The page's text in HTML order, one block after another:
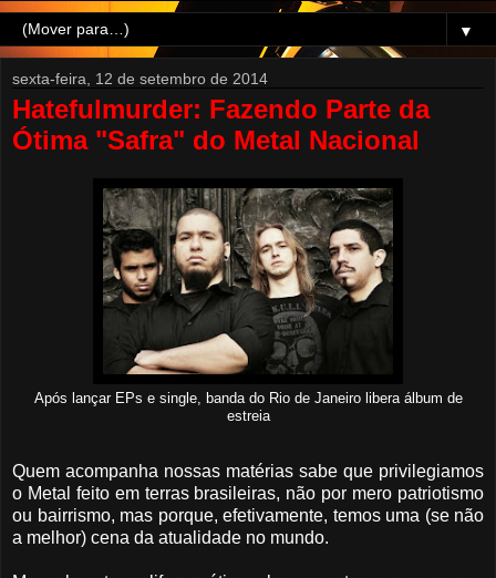
▼
sexta-feira, 12 de setembro de 2014
Hatefulmurder: Fazendo Parte da
Ótima "Safra" do Metal Nacional
Após lançar EPs e single, banda do Rio de Janeiro libera álbum de
estreia
Quem acompanha nossas matérias sabe que privilegiamos
o Metal feito em terras brasileiras, não por mero patriotismo
ou bairrismo, mas porque, efetivamente, temos uma (se não
a melhor) cena da atualidade no mundo.